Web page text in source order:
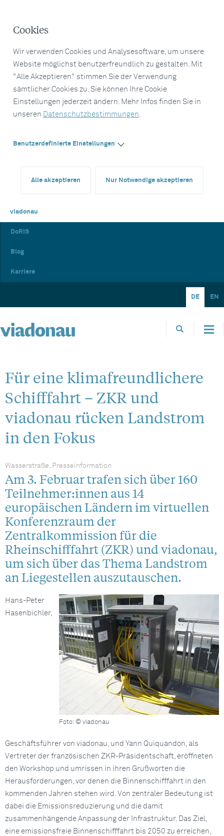
Cookies
Wir verwenden Cookies und Analysesoftware, um unsere
Website möglichst benutzerfreundlich zu gestalten. Mit
"Alle Akzeptieren" stimmen Sie der Verwendung
sämtlicher Cookies zu. Sie können Ihre Cookie
Einstellungen jederzeit ändern. Mehr Infos finden Sie in
unseren Datenschutzbestimmungen.
Benutzerdefinierte Einstellungen
Alle akzeptieren Nur Notwendige akzeptieren
viadonau
DoRIS
Blog
Karriere
DE EN
Für eine klimafreundlichere
Schifffahrt – ZKR und
viadonau rücken Landstrom
in den Fokus
Wasserstraße, Presseinformation
Am 3. Februar trafen sich über 160
Teilnehmer:innen aus 14
europäischen Ländern im virtuellen
Konferenzraum der
Zentralkommission für die
Rheinschifffahrt (ZKR) und viadonau,
um sich über das Thema Landstrom
an Liegestellen auszutauschen.
Foto: © viadonau
Hans-Peter
Hasenbichler,
Geschäftsführer von viadonau, und Yann Quiquandon, als
Vertreter der französischen ZKR-Präsidentschaft, eröffneten
den Workshop und umrissen in ihren Grußworten die
Herausforderungen, vor denen die Binnenschifffahrt in den
kommenden Jahren stehen wird. Von zentraler Bedeutung ist
dabei die Emissionsreduzierung und die damit
zusammenhängende Anpassung der Infrastruktur. Das Ziel,
eine emissionsfreie Binnenschifffahrt bis 2050 zu erreichen,